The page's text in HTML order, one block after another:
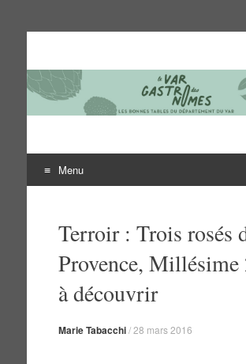
Le Var des
Les bonnes tables du département du
Menu
contenuTerroir : Trois rosés
Provence, Millésime
à découvrir
Marie Tabacchi/28 mars 2016